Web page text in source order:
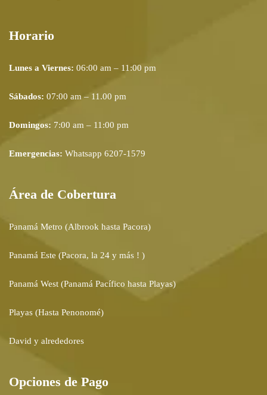
Horario
Lunes a Viernes: 06:00 am – 11:00 pm
Sábados: 07:00 am – 11.00 pm
Domingos: 7:00 am – 11:00 pm
Emergencias: Whatsapp 6207-1579
Área de Cobertura
Panamá Metro (Albrook hasta Pacora)
Panamá Este (Pacora, la 24 y más ! )
Panamá West (Panamá Pacífico hasta Playas)
Playas (Hasta Penonomé)
David y alrededores
Opciones de Pago